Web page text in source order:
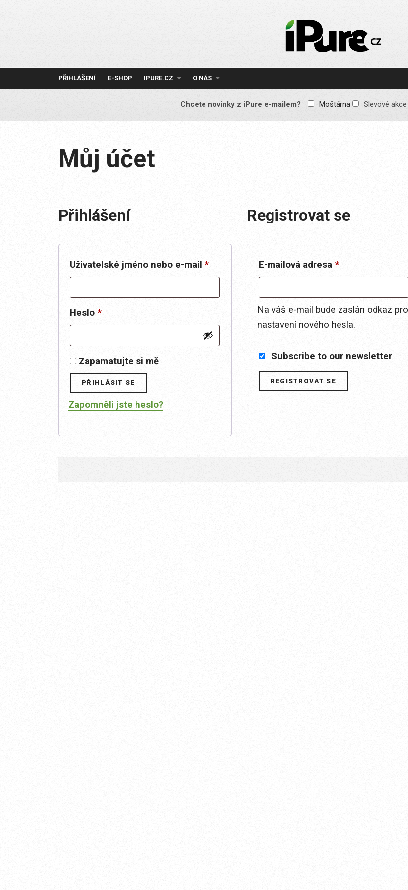
IPURE.CZ
Prémiový Apple e-
reklamy, žádné
obsah pro všechny
PŘIHLÁŠENÍ E-SHOP IPURE.CZ O NÁS
Chcete novinky z iPure e-mailem? Moštárna Slevové akce
Můj účet
Přihlášení
Uživatelské jméno nebo e-mail *Povinné
Heslo *Povinné
Zapamatujte si mě
PŘIHLÁSIT SE
Zapomněli jste heslo?
Registrovat se
E-mailová adresa *Povinné
Na váš e-mail bude zaslán odkaz pro
nastavení nového hesla.
Subscribe to our newsletter
REGISTROVAT SE